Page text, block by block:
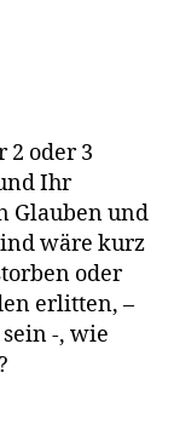
2 oder 3
Ihr
Glauben und
wäre kurz
oder
erlitten, –
-, wie